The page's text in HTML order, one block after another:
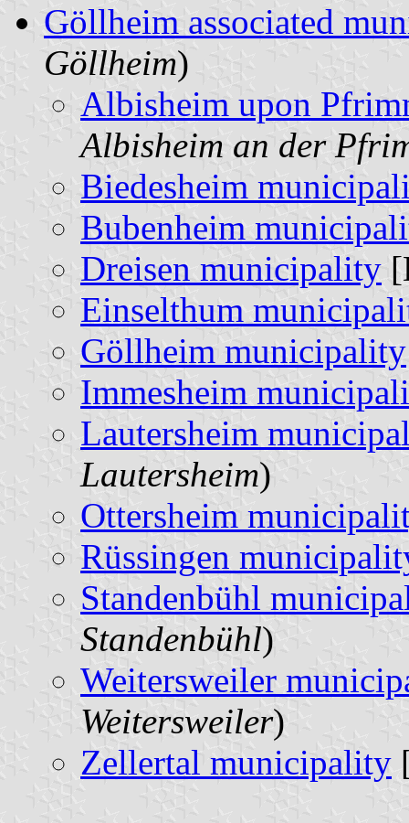
Göllheim associated
Göllheim)
Albisheim upon
Albisheim an der
Biedesheim
Bubenheim
Dreisen municipality
Einselthum
Göllheim municipality
Immesheim
Lautersheim
Lautersheim)
Ottersheim
Rüssingen
Standenbühl
Standenbühl)
Weitersweiler
Weitersweiler)
Zellertal municipality